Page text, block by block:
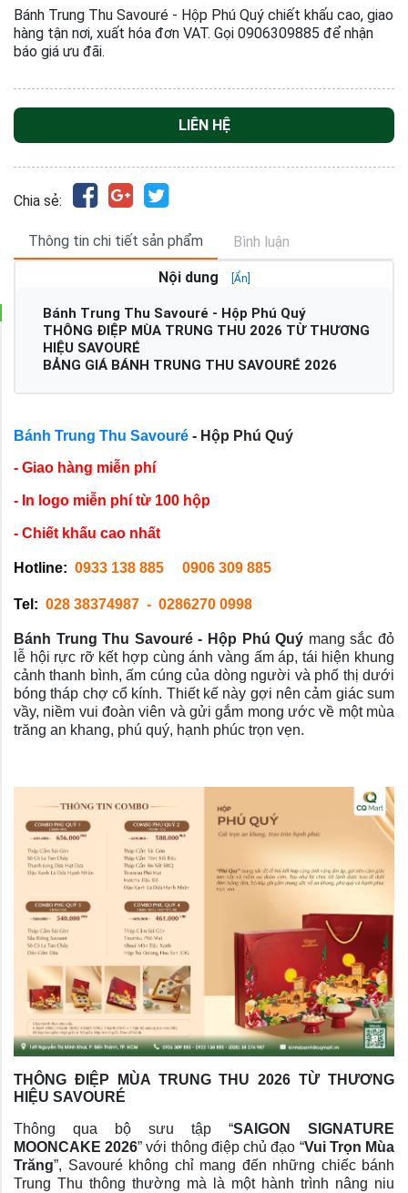
Bánh Trung Thu Savouré - Hộp Phú Quý chiết khấu cao, giao
hàng tận nơi, xuất hóa đơn VAT. Gọi 0906309885 để nhận
báo giá ưu đãi.
LIÊN HỆ
Chia sẻ:
Thông tin chi tiết sản phẩm Bình luận
Nội dung [Ẩn]
Bánh Trung Thu Savouré - Hộp Phú Quý
THÔNG ĐIỆP MÙA TRUNG THU 2026 TỪ THƯƠNG
HIỆU SAVOURÉ
BẢNG GIÁ BÁNH TRUNG THU SAVOURÉ 2026
Bánh Trung Thu Savouré - Hộp Phú Quý
- Giao hàng miễn phí
- In logo miễn phí từ 100 hộp
- Chiết khấu cao nhất
Hotline: 0933 138 885 0906 309 885
Tel: 028 38374987 -  0286270 0998
Bánh Trung Thu Savouré - Hộp Phú Quý mang sắc đỏ
lễ hội rực rỡ kết hợp cùng ánh vàng ấm áp, tái hiện khung
cảnh thanh bình, ấm cúng của dòng người và phố thị dưới
bóng tháp chợ cổ kính. Thiết kế này gợi nên cảm giác sum
vầy, niềm vui đoàn viên và gửi gắm mong ước về một mùa
trăng an khang, phú quý, hạnh phúc trọn vẹn.
THÔNG ĐIỆP MÙA TRUNG THU 2026 TỪ THƯƠNG
HIỆU SAVOURÉ
Thông qua bộ sưu tập “SAIGON SIGNATURE
MOONCAKE 2026” với thông điệp chủ đạo “Vui Trọn Mùa
Trăng”, Savouré không chỉ mang đến những chiếc bánh
Trung Thu thông thường mà là một hành trình nâng niu